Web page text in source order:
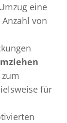
eine
von
für